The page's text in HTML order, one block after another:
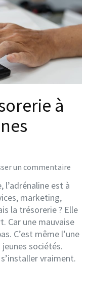
à
un commentaire
l’adrénaline est à
marketing,
la trésorerie ? Elle
Car une mauvaise
C’est même l’une
sociétés.
vraiment.